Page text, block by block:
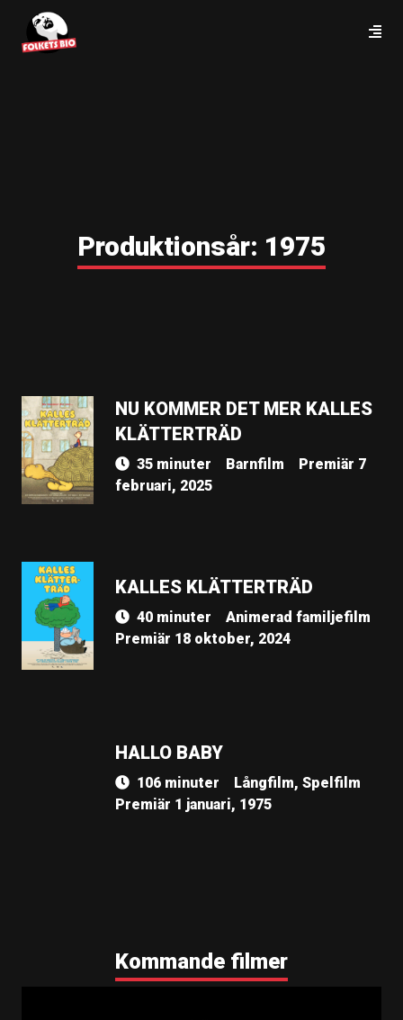
Produktionsår: 1975
NU KOMMER DET MER KALLES
KLÄTTERTRÄD
35 minuter Barnfilm
Premiär 7
februari, 2025
KALLES KLÄTTERTRÄD
40 minuter
Animerad familjefilm
Premiär 18 oktober, 2024
HALLO BABY
106 minuter
Långfilm, Spelfilm
Premiär 1 januari, 1975
Kommande filmer